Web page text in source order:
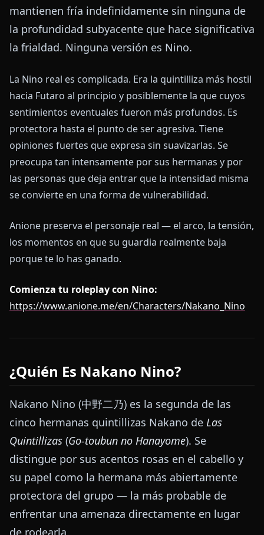
mantienen fría indefinidamente sin ninguna de
la profundidad subyacente que hace significativa
la frialdad. Ninguna versión es Nino.
La Nino real es complicada. Era la quintilliza más hostil
hacia Futaro al principio y posiblemente la que cuyos
sentimientos eventuales fueron más profundos. Es
protectora hasta el punto de ser agresiva. Tiene
opiniones fuertes que expresa sin suavizarlas. Se
preocupa tan intensamente por sus hermanas y por
las personas que deja entrar que la intensidad misma
se convierte en una forma de vulnerabilidad.
Anione preserva el personaje real — el arco, la tensión,
los momentos en que su guardia realmente baja
porque te lo has ganado.
Comienza tu roleplay con Nino:
https://www.anione.me/en/Characters/Nakano_Nino
¿Quién Es Nakano Nino?
Nakano Nino (中野二乃) es la segunda de las
cinco hermanas quintillizas Nakano de Las
Quintillizas (Go-toubun no Hanayome). Se
distingue por sus acentos rosas en el cabello y
su papel como la hermana más abiertamente
protectora del grupo — la más probable de
enfrentar una amenaza directamente en lugar
de rodearla.